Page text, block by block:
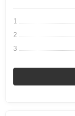
1
2
3